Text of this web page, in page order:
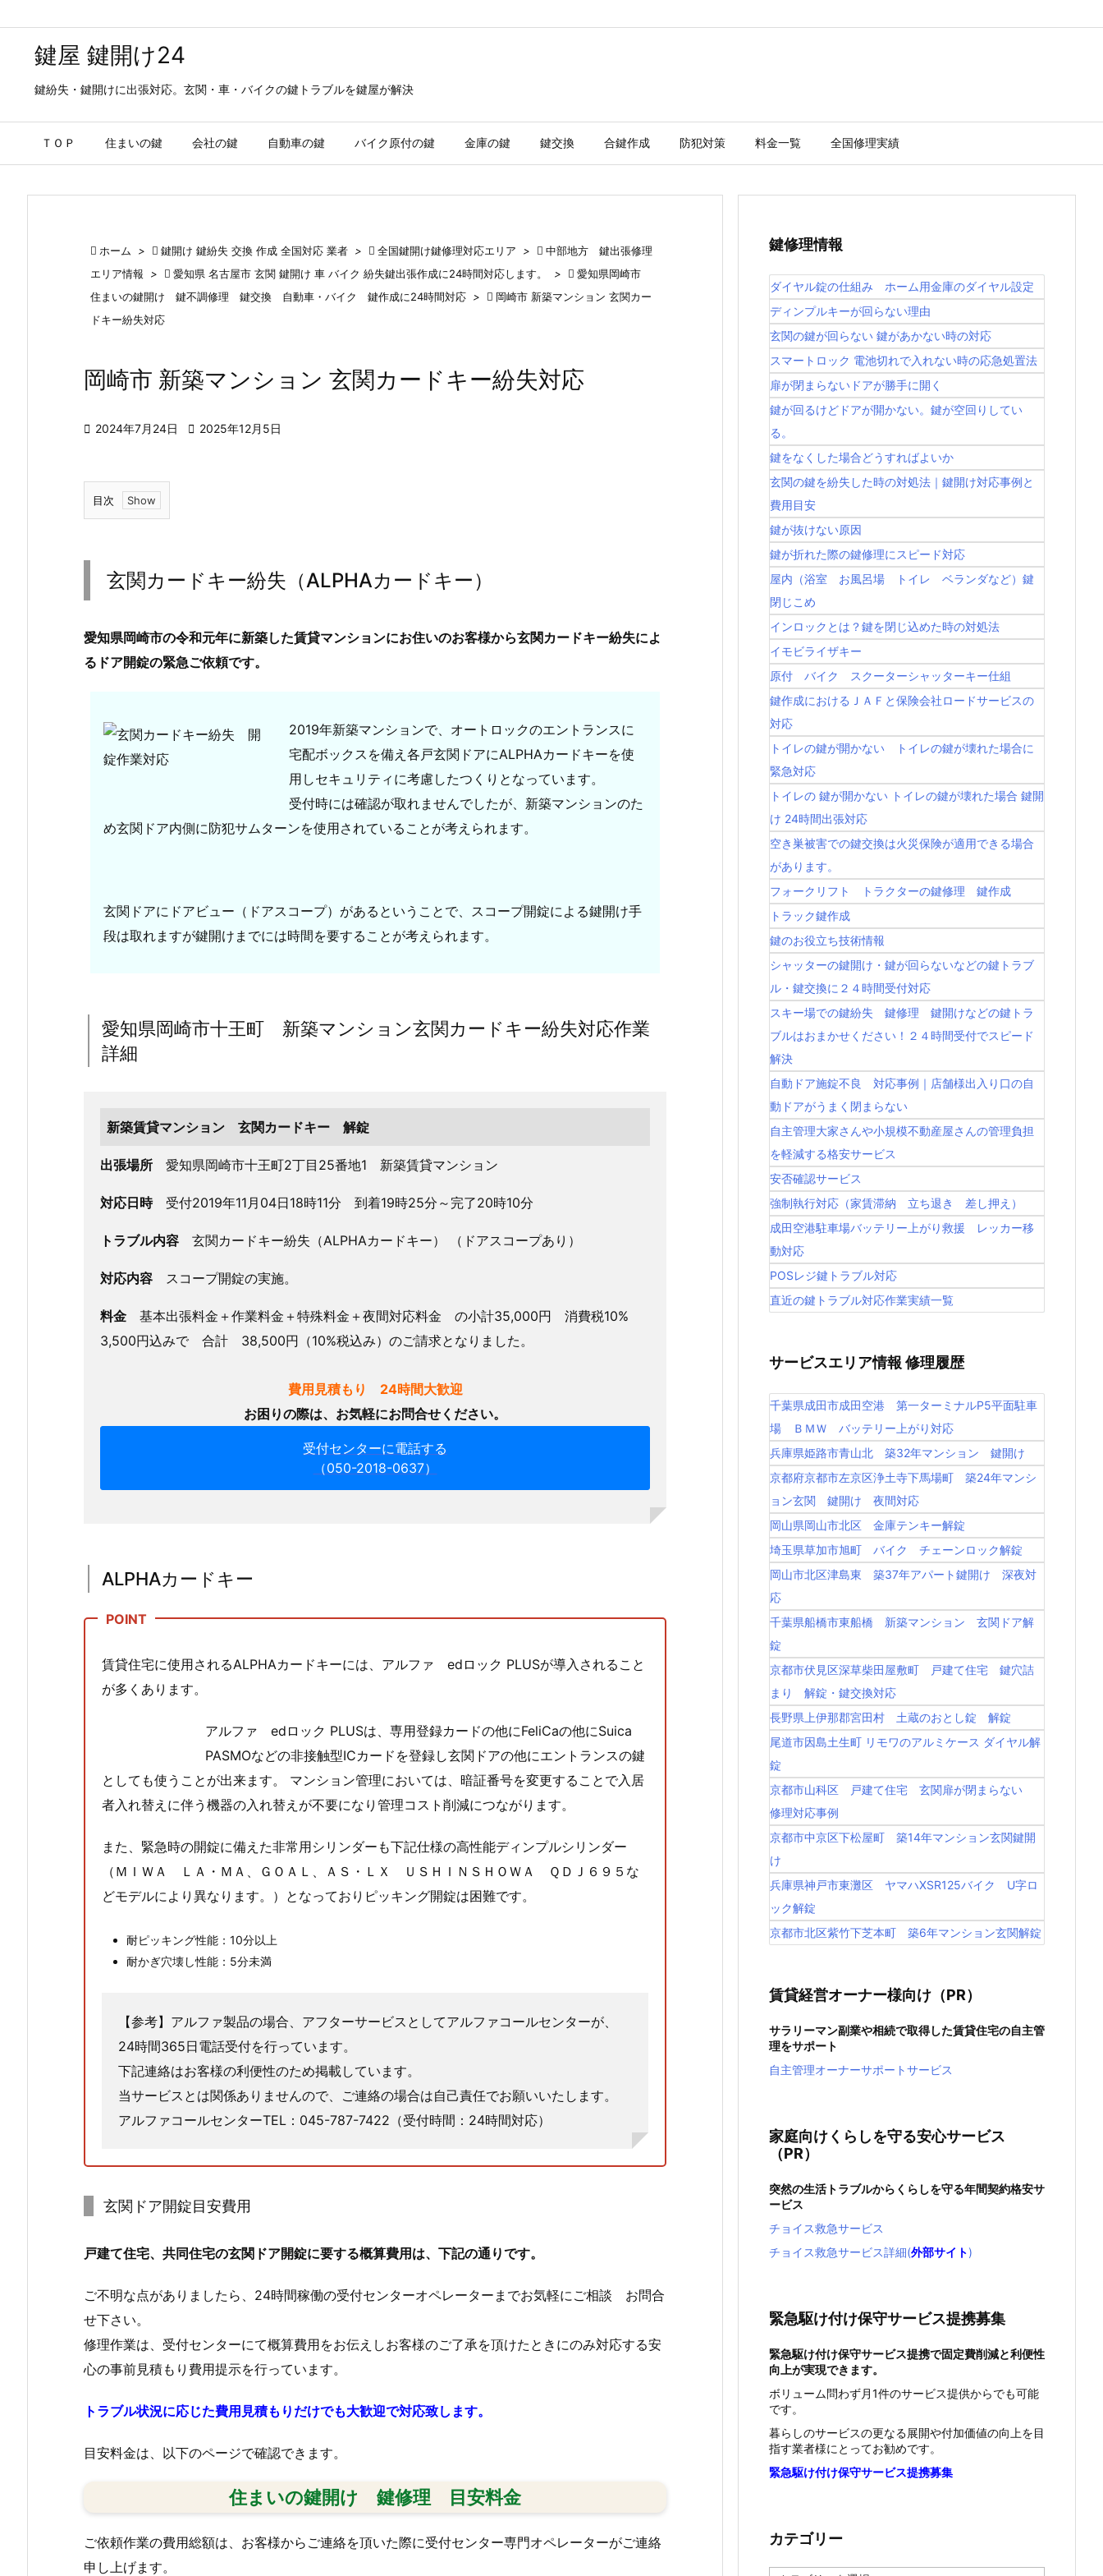
鍵屋 鍵開け24
鍵紛失・鍵開けに出張対応。玄関・車・バイクの鍵トラブルを鍵屋が解決
ＴＯＰ 住まいの鍵 会社の鍵 自動車の鍵 バイク原付の鍵 金庫の鍵 鍵交換 合鍵作成 防犯対策 料金一覧 全国修理実績
 ホーム >  鍵開け 鍵紛失 交換 作成 全国対応 業者 >  全国鍵開け鍵修理対応エリア >  中部地方 鍵出張修理
エリア情報
>  愛知県 名古屋市 玄関 鍵開け 車 バイク 紛失鍵出張作成に24時間対応します。 >  愛知県岡崎市
住まいの鍵開け 鍵不調修理 鍵交換 自動車・バイク 鍵作成に24時間対応 >  岡崎市 新築マンション 玄関カー
ドキー紛失対応
岡崎市 新築マンション 玄関カードキー紛失対応
 2024年7月24日  2025年12月5日
目次
1.
カ
ド
ー
（A
L
キ
ー）
県
岡
十
町
築
ン
シ
ン
玄
作
詳
1.
2.
A
カ
ド
キ
ー
2.
1.
ド
ア
開
錠
安
玄関カードキー紛失（ALPHAカードキー）
愛知県岡崎市の令和元年に新築した賃貸マンションにお住いのお客様から玄関カードキー紛失によ
るドア開錠の緊急ご依頼です。
2019年新築マンションで、オートロックのエントランスに
宅配ボックスを備え各戸玄関ドアにALPHAカードキーを使
用しセキュリティに考慮したつくりとなっています。
受付時には確認が取れませんでしたが、新築マンションのた
め玄関ドア内側に防犯サムターンを使用されていることが考えられます。
玄関ドアにドアビュー（ドアスコープ）があるということで、スコープ開錠による鍵開け手
段は取れますが鍵開けまでには時間を要することが考えられます。
愛知県岡崎市十王町 新築マンション玄関カードキー紛失対応作業
詳細
新築賃貸マンション 玄関カードキー 解錠
出張場所 愛知県岡崎市十王町2丁目25番地1 新築賃貸マンション
対応日時受付2019年11月04日18時11分 到着19時25分～完了20時10分
トラブル内容 玄関カードキー紛失（ALPHAカードキー） （ドアスコープあり）
対応内容 スコープ開錠の実施。
料金 基本出張料金＋作業料金＋特殊料金＋夜間対応料金 の小計35,000円 消費税10%
3,500円込みで 合計 38,500円（10%税込み）のご請求となりました。
費用見積もり 24時間大歓迎
お困りの際は、お気軽にお問合せください。
受付センターに電話する
（050-2018-0637）
ALPHAカードキー
賃貸住宅に使用されるALPHAカードキーには、アルファ edロック PLUSが導入されること
が多くあります。
アルファ edロック PLUSは、専用登録カードの他にFeliCaの他にSuica
PASMOなどの非接触型ICカードを登録し玄関ドアの他にエントランスの鍵
としても使うことが出来ます。 マンション管理においては、暗証番号を変更することで入居
者入れ替えに伴う機器の入れ替えが不要になり管理コスト削減につながります。
また、緊急時の開錠に備えた非常用シリンダーも下記仕様の高性能ディンプルシリンダー
（ＭＩＷＡ ＬＡ・ＭＡ、ＧＯＡＬ、ＡＳ・ＬＸ ＵＳＨＩＮＳＨＯＷＡ ＱＤＪ６９５な
どモデルにより異なります。）となっておりピッキング開錠は困難です。
耐ピッキング性能：10分以上
耐かぎ穴壊し性能：5分未満
【参考】アルファ製品の場合、アフターサービスとしてアルファコールセンターが、
24時間365日電話受付を行っています。
下記連絡はお客様の利便性のため掲載しています。
当サービスとは関係ありませんので、ご連絡の場合は自己責任でお願いいたします。
アルファコールセンターTEL：045-787-7422（受付時間：24時間対応）
玄関ドア開錠目安費用
戸建て住宅、共同住宅の玄関ドア開錠に要する概算費用は、下記の通りです。
ご不明な点がありましたら、24時間稼働の受付センターオペレーターまでお気軽にご相談 お問合
せ下さい。
修理作業は、受付センターにて概算費用をお伝えしお客様のご了承を頂けたときにのみ対応する安
心の事前見積もり費用提示を行っています。
トラブル状況に応じた費用見積もりだけでも大歓迎で対応致します。
目安料金は、以下のページで確認できます。
住まいの鍵開け 鍵修理 目安料金
ご依頼作業の費用総額は、お客様からご連絡を頂いた際に受付センター専門オペレーターがご連絡
申し上げます。
鍵修理情報
ダイヤル錠の仕組み ホーム用金庫のダイヤル設定
ディンプルキーが回らない理由
玄関の鍵が回らない 鍵があかない時の対応
スマートロック 電池切れで入れない時の応急処置法
扉が閉まらないドアが勝手に開く
鍵が回るけどドアが開かない。鍵が空回りしてい
る。
鍵をなくした場合どうすればよいか
玄関の鍵を紛失した時の対処法｜鍵開け対応事例と
費用目安
鍵が抜けない原因
鍵が折れた際の鍵修理にスピード対応
屋内（浴室 お風呂場 トイレ ベランダなど）鍵
閉じこめ
インロックとは？鍵を閉じ込めた時の対処法
イモビライザキー
原付 バイク スクーターシャッターキー仕組
鍵作成におけるＪＡＦと保険会社ロードサービスの
対応
トイレの鍵が開かない トイレの鍵が壊れた場合に
緊急対応
トイレの 鍵が開かない トイレの鍵が壊れた場合 鍵開
け 24時間出張対応
空き巣被害での鍵交換は火災保険が適用できる場合
があります。
フォークリフト トラクターの鍵修理 鍵作成
トラック鍵作成
鍵のお役立ち技術情報
シャッターの鍵開け・鍵が回らないなどの鍵トラブ
ル・鍵交換に２４時間受付対応
スキー場での鍵紛失 鍵修理 鍵開けなどの鍵トラ
ブルはおまかせください！２４時間受付でスピード
解決
自動ドア施錠不良 対応事例｜店舗様出入り口の自
動ドアがうまく閉まらない
自主管理大家さんや小規模不動産屋さんの管理負担
を軽減する格安サービス
安否確認サービス
強制執行対応（家賃滞納 立ち退き 差し押え）
成田空港駐車場バッテリー上がり救援 レッカー移
動対応
POSレジ鍵トラブル対応
直近の鍵トラブル対応作業実績一覧
サービスエリア情報 修理履歴
千葉県成田市成田空港 第一ターミナルP5平面駐車
場 ＢＭＷ バッテリー上がり対応
兵庫県姫路市青山北 築32年マンション 鍵開け
京都府京都市左京区浄土寺下馬場町 築24年マンシ
ョン玄関 鍵開け 夜間対応
岡山県岡山市北区 金庫テンキー解錠
埼玉県草加市旭町 バイク チェーンロック解錠
岡山市北区津島東 築37年アパート鍵開け 深夜対
応
千葉県船橋市東船橋 新築マンション 玄関ドア解
錠
京都市伏見区深草柴田屋敷町 戸建て住宅 鍵穴詰
まり 解錠・鍵交換対応
長野県上伊那郡宮田村 土蔵のおとし錠 解錠
尾道市因島土生町 リモワのアルミケース ダイヤル解
錠
京都市山科区 戸建て住宅 玄関扉が閉まらない
修理対応事例
京都市中京区下松屋町 築14年マンション玄関鍵開
け
兵庫県神戸市東灘区 ヤマハXSR125バイク U字ロ
ック解錠
京都市北区紫竹下芝本町 築6年マンション玄関解錠
賃貸経営オーナー様向け（PR）
サラリーマン副業や相続で取得した賃貸住宅の自主管
理をサポート
自主管理オーナーサポートサービス
家庭向けくらしを守る安心サービス
（PR）
突然の生活トラブルからくらしを守る年間契約格安サ
ービス
チョイス救急サービス
チョイス救急サービス詳細(外部サイト)
緊急駆け付け保守サービス提携募集
緊急駆け付け保守サービス提携で固定費削減と利便性
向上が実現できます。
ボリューム問わず月1件のサービス提供からでも可能
です。
暮らしのサービスの更なる展開や付加価値の向上を目
指す業者様にとってお勧めです。
緊急駆け付け保守サービス提携募集
カテゴリー